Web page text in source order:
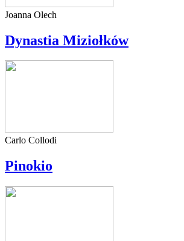
Joanna Olech
Dynastia Miziołków
Carlo Collodi
Pinokio